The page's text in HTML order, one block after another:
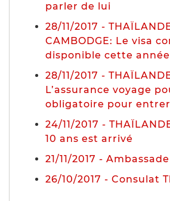
parler de lui
28/11/2017 -
CAMBODGE: Le visa
disponible cette année
28/11/2017 -
L’assurance voyage
obligatoire pour
24/11/2017 -
10 ans est arrivé
21/11/2017 -
26/10/2017 - Consulat